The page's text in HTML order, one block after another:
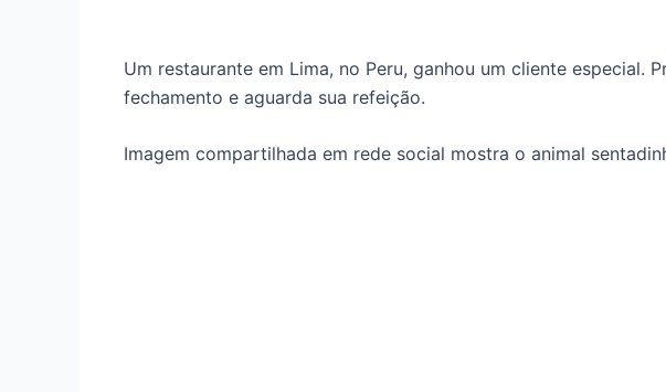
Um restaurante em Lima, no Peru, ganhou um cliente
fechamento e aguarda sua refeição.
Imagem compartilhada em rede social mostra o animal